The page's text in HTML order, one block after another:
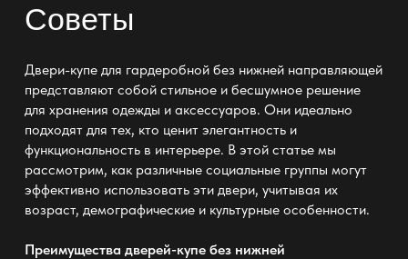
Советы
Двери-купе для гардеробной без нижней направляющей
представляют собой стильное и бесшумное решение
для хранения одежды и аксессуаров. Они идеально
подходят для тех, кто ценит элегантность и
функциональность в интерьере. В этой статье мы
рассмотрим, как различные социальные группы могут
эффективно использовать эти двери, учитывая их
возраст, демографические и культурные особенности.
Преимущества дверей-купе без нижней